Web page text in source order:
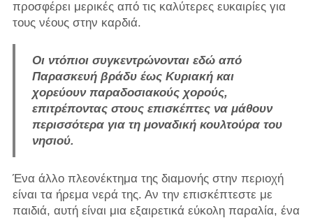
προσφέρει μερικές από τις καλύτερες ευκαιρίες για
τους νέους στην καρδιά.
Οι ντόπιοι συγκεντρώνονται εδώ από
Παρασκευή βράδυ έως Κυριακή και
χορεύουν παραδοσιακούς χορούς,
επιτρέποντας στους επισκέπτες να μάθουν
περισσότερα για τη μοναδική κουλτούρα του
νησιού.
Ένα άλλο πλεονέκτημα της διαμονής στην περιοχή
είναι τα ήρεμα νερά της. Αν την επισκέπτεστε με
παιδιά, αυτή είναι μια εξαιρετικά εύκολη παραλία, ένα